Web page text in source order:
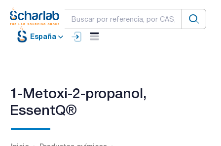
España
1-Metoxi-2-propanol,
EssentQ®